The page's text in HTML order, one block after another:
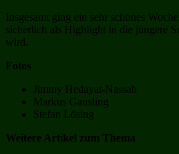
Insgesamt ging ein sehr schönes
sicherlich als Highlight in die jüngere
wird.
Fotos
Jimmy Hedayat-Nassab
Markus Gausling
Stefan Lösing
Weitere Artikel zum Thema